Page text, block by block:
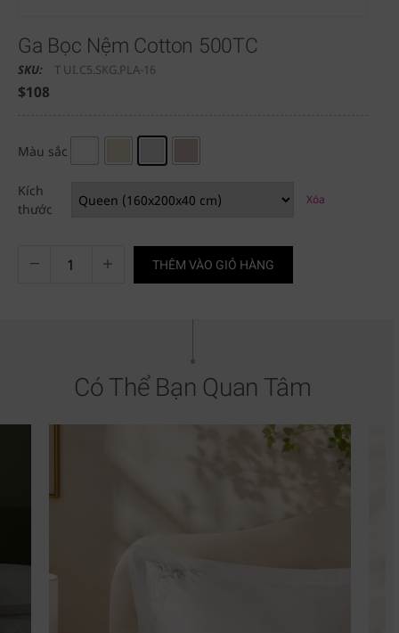
Ga Bọc Nệm Cotton 500TC
SKU: T UI.C5.SKG.PLA-16
$108
Màu sắc
Kích
thước
Xóa
THÊM VÀO GIỎ HÀNG
Có Thể Bạn Quan Tâm